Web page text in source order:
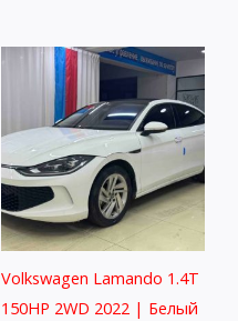
Volkswagen Lamando 1.4T
150HP 2WD 2022 | Белый